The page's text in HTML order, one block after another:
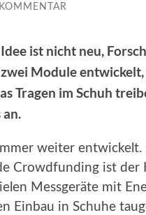
ist nicht neu,
Module entwickelt,
Tragen im Schuh
weiter entwickelt.
Crowdfunding ist der
Messgeräte mit
Einbau in Schuhe